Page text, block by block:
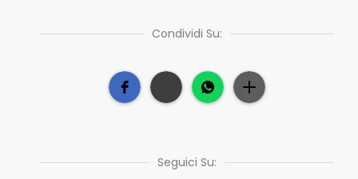
Condividi Su:
Seguici Su: